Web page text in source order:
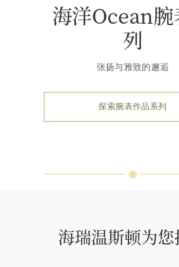
海洋Ocean腕
列
张扬与雅致的邂逅
探索腕表作品系列
海瑞温斯顿为您